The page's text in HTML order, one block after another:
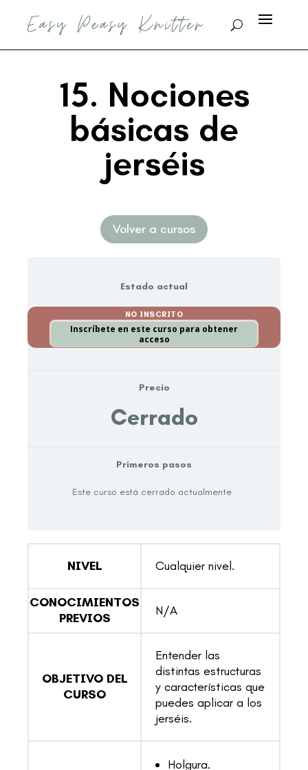
15. Nociones
básicas de
jerséis
Volver a cursos
Estado actual
NO INSCRITO
Inscríbete en este curso para obtener
acceso
Precio
Cerrado
Primeros pasos
Este curso está cerrado actualmente
NIVEL Cualquier nivel.
CONOCIMIENTOS
PREVIOS
N/A
OBJETIVO DEL
CURSO
Entender las
distintas estructuras
y características que
puedes aplicar a los
jerséis.
Holgura.